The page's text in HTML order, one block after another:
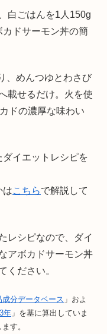
白ごはんを1人150g
ドサーモン丼の簡
、めんつゆとわさび
載せるだけ。火を使
ドの濃厚な味わい
イエットレシピを
はこちらで解説して
レシピなので、ダイ
アボカドサーモン丼
ください。
成分データベース 」およ
年 」を基に算出していま
す。